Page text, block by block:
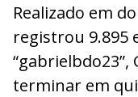
Realizado em
registrou 9.895
terminar em